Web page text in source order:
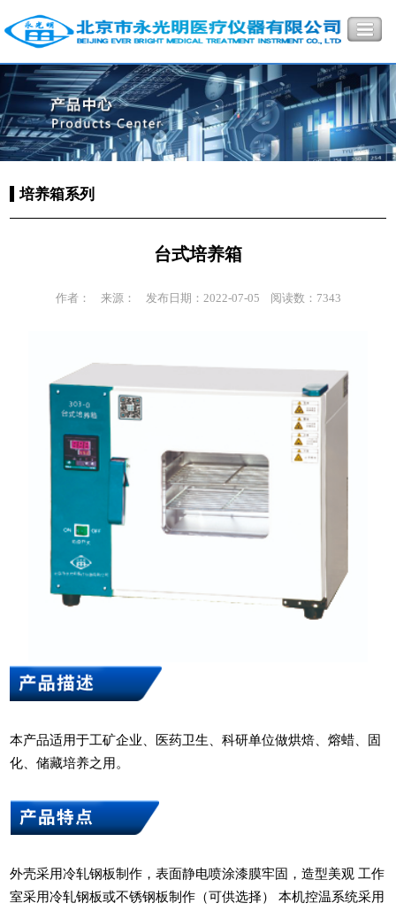
培养箱系列
台式培养箱
作者： 来源： 发布日期：2022-07-05 阅读数：7343
本产品适用于工矿企业、医药卫生、科研单位做烘焙、熔蜡、固
化、储藏培养之用。
外壳采用冷轧钢板制作，表面静电喷涂漆膜牢固，造型美观 工作
室采用冷轧钢板或不锈钢板制作（可供选择） 本机控温系统采用